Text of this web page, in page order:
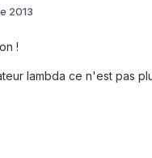
2013
!
lambda ce n'est pas